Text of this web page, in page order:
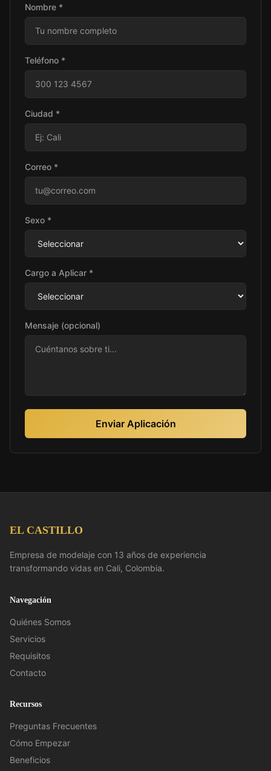
Nombre *
Teléfono *
Ciudad *
Correo *
Sexo *
Cargo a Aplicar *
Mensaje (opcional)
Enviar Aplicación
EL CASTILLO
Empresa de modelaje con 13 años de experiencia
transformando vidas en Cali, Colombia.
Navegación
Quiénes Somos
Servicios
Requisitos
Contacto
Recursos
Preguntas Frecuentes
Cómo Empezar
Beneficios